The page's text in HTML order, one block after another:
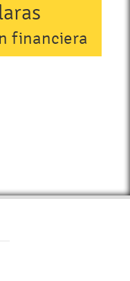
financiera